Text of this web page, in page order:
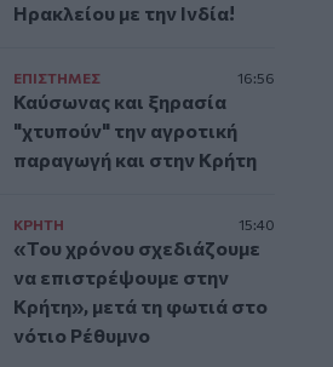
Ηρακλείου με την Ινδία!
ΕΠΙΣΤΗΜΕΣ 16:56
Καύσωνας και ξηρασία
"χτυπούν" την αγροτική
παραγωγή και στην Κρήτη
ΚΡΗΤΗ 15:40
«Του χρόνου σχεδιάζουμε
να επιστρέψουμε στην
Κρήτη», μετά τη φωτιά στο
νότιο Ρέθυμνο